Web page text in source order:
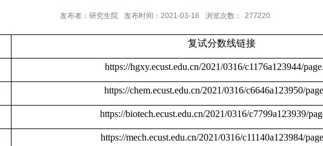
发布者：研究生院 发布时间：2021-03-16 浏览次数： 277220
复试分数线链接
https://hgxy.ecust.edu.cn/2021/0316/c1176a123944/
https://chem.ecust.edu.cn/2021/0316/c6646a123950/
https://biotech.ecust.edu.cn/2021/0316/c7799a123939/
https://mech.ecust.edu.cn/2021/0316/c11140a123984/